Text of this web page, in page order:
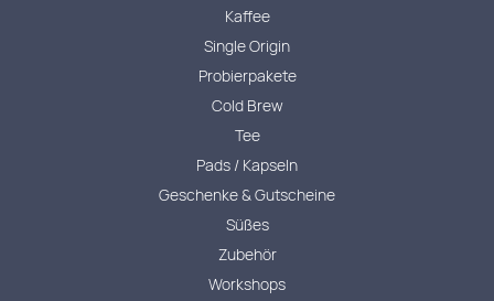
Kaffee
Single Origin
Probierpakete
Cold Brew
Tee
Pads / Kapseln
Geschenke & Gutscheine
Süßes
Zubehör
Workshops